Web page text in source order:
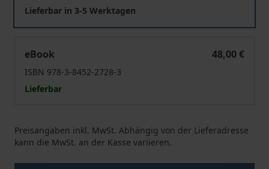
Lieferbar in 3-5 Werktagen
eBook
48,00 €
ISBN 978-3-8452-2728-3
Lieferbar
Preisangaben inkl. MwSt. Abhängig von der Lieferadresse
kann die MwSt. an der Kasse variieren.